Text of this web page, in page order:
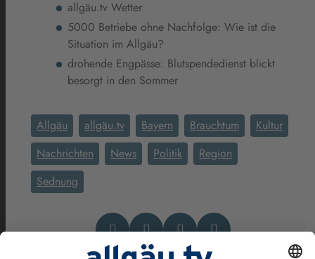
allgäu.tv Wetter
5000 Betriebe ohne Nachfolge: Wie ist die
Situation im Allgäu?
drohende Engpässe: Blutspendedienst blickt
besorgt in den Sommer
Allgäu allgäu.tv Bayern Brauchtum
Kultur
Nachrichten
News Politik
Region
Sednung